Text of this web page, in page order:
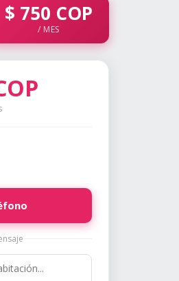
$ 750 COP
/ MES